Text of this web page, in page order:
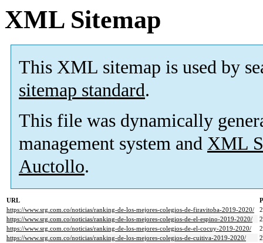
XML Sitemap
This XML sitemap is used by
sitemap standard.
This file was dynamically
management system and XML
Auctollo.
URL
https://www.srg.com.co/noticias/ranking-de-los-mejores-colegios-de-firavitoba-2019-2020/
https://www.srg.com.co/noticias/ranking-de-los-mejores-colegios-de-el-espino-2019-2020/
https://www.srg.com.co/noticias/ranking-de-los-mejores-colegios-de-el-cocuy-2019-2020/
https://www.srg.com.co/noticias/ranking-de-los-mejores-colegios-de-cuitiva-2019-2020/